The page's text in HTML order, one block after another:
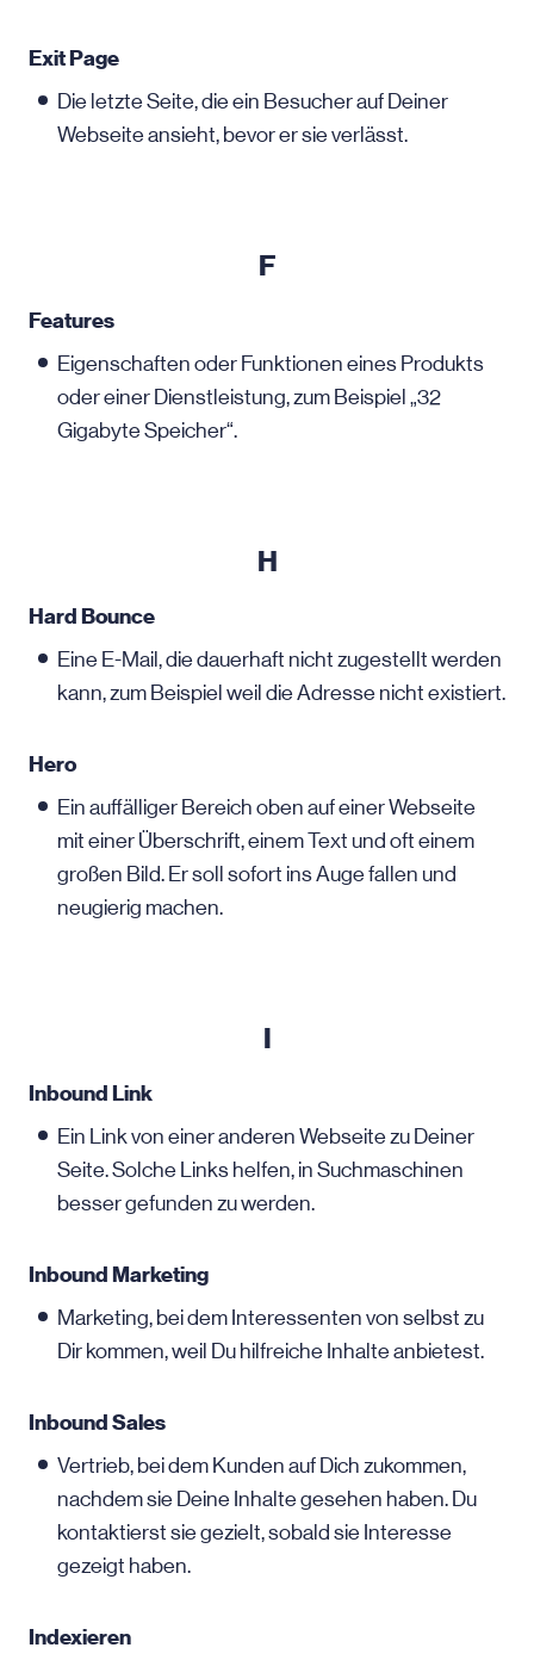
Exit Page
Die letzte Seite, die ein Besucher auf Deiner
Webseite ansieht, bevor er sie verlässt.
F
Features
Eigenschaften oder Funktionen eines Produkts
oder einer Dienstleistung, zum Beispiel „32
Gigabyte Speicher“.
H
Hard Bounce
Eine E-Mail, die dauerhaft nicht zugestellt werden
kann, zum Beispiel weil die Adresse nicht existiert.
Hero
Ein auffälliger Bereich oben auf einer Webseite
mit einer Überschrift, einem Text und oft einem
großen Bild. Er soll sofort ins Auge fallen und
neugierig machen.
I
Inbound Link
Ein Link von einer anderen Webseite zu Deiner
Seite. Solche Links helfen, in Suchmaschinen
besser gefunden zu werden.
Inbound Marketing
Marketing, bei dem Interessenten von selbst zu
Dir kommen, weil Du hilfreiche Inhalte anbietest.
Inbound Sales
Vertrieb, bei dem Kunden auf Dich zukommen,
nachdem sie Deine Inhalte gesehen haben. Du
kontaktierst sie gezielt, sobald sie Interesse
gezeigt haben.
Indexieren